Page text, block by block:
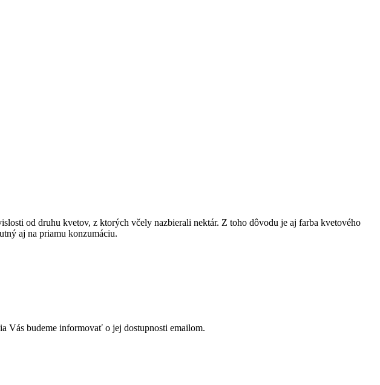
od druhu kvetov, z ktorých včely nazbierali nektár. Z toho dôvodu je aj farba kvetového
aj na priamu konzumáciu.
Vás budeme informovať o jej dostupnosti emailom.